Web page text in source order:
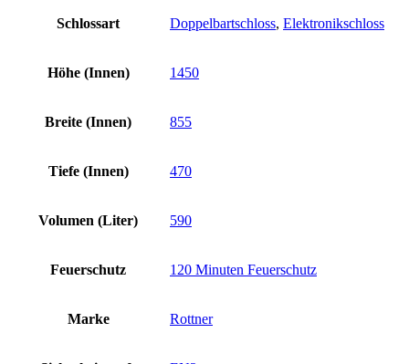
Schlossart Doppelbartschloss, Elektronikschloss
Höhe (Innen) 1450
Breite (Innen) 855
Tiefe (Innen) 470
Volumen (Liter) 590
Feuerschutz 120 Minuten Feuerschutz
Marke Rottner